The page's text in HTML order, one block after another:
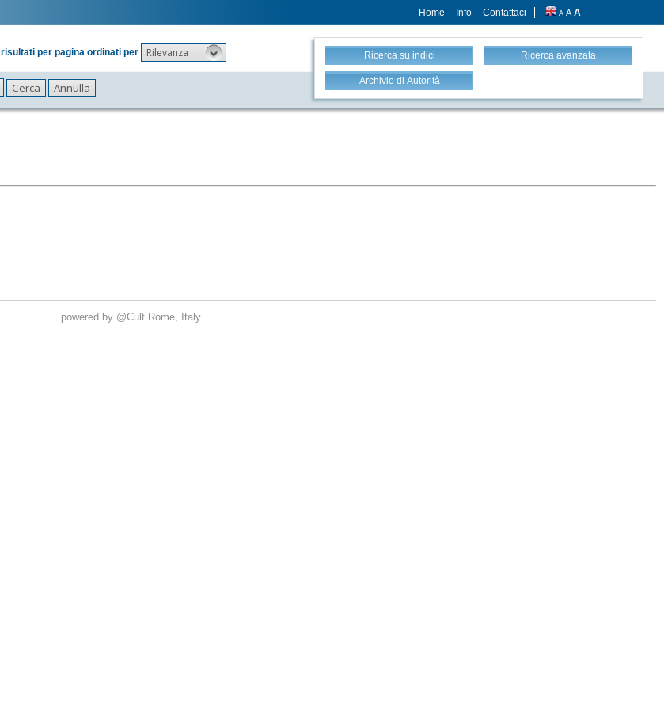
Home Info Contattaci A A A
risultati per pagina ordinati per Rilevanza Ricerca su indici Ricerca avanzata
Archivio di Autorità
powered by @Cult Rome, Italy.